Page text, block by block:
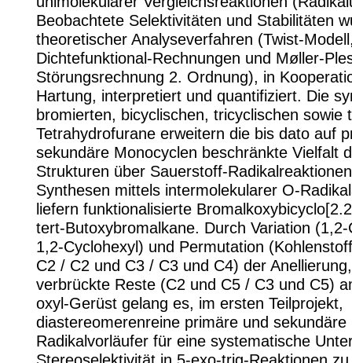
Beobachtete Selektivitäten und Stabilitäten
theoretischer Analyseverfahren (Twist-
Dichtefunktional-Rechnungen und Møller-
Störungsrechnung 2. Ordnung), in
Hartung, interpretiert und quantifiziert. Die
bromierten, bicyclischen, tricyclischen sowie
Tetrahydrofurane erweitern die bis dato auf
sekundäre Monocyclen beschränkte Vielfalt
Strukturen über Sauerstoff-
Synthesen mittels intermolekularer O-
liefern funktionalisierte
tert-Butoxybromalkane. Durch Variation
1,2-Cyclohexyl) und Permutation
C2 / C2 und C3 / C3 und C4) der
verbrückte Reste (C2 und C5 / C3 und C5)
oxyl-Gerüst gelang es, im ersten Teilprojekt,
diastereomerenreine primäre und sekundäre
Radikalvorläufer für eine systematische